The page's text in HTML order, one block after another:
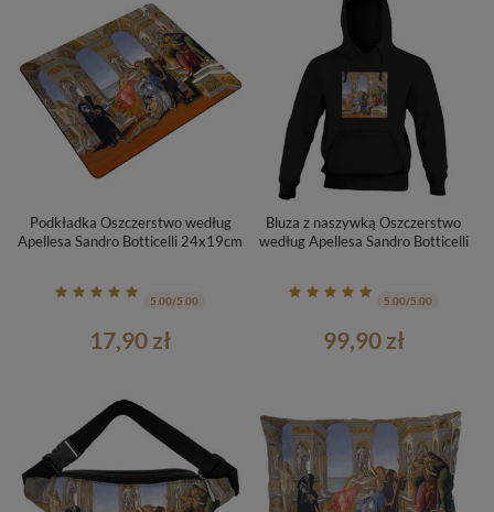
Podkładka Oszczerstwo według
Apellesa Sandro Botticelli 24x19cm
5.00/5.00
17,90 zł
Bluza z naszywką Oszczerstwo
według Apellesa Sandro Botticelli
5.00/5.00
99,90 zł